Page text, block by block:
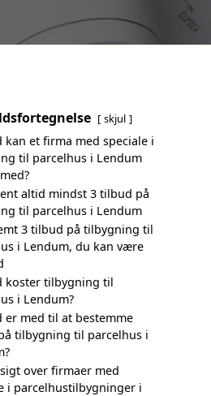
skjul
kan et firma med speciale i
til parcelhus i Lendum
altid mindst 3 tilbud på
til parcelhus i Lendum
3 tilbud på tilbygning til
i Lendum, du kan være
koster tilbygning til
i Lendum?
er med til at bestemme
tilbygning til parcelhus i
over firmaer med
i parcelhustilbygninger i